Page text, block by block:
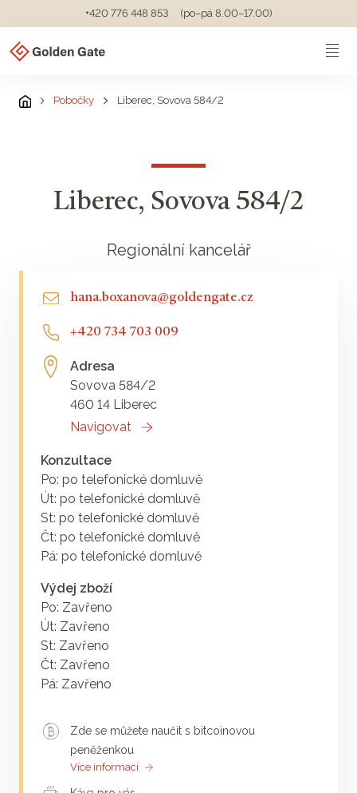
+420 776 448 853 (po–pá 8.00–17.00)
Pobočky Liberec, Sovova 584/2
Liberec, Sovova 584/2
Regionální kancelář
hana.boxanova@goldengate.cz
+420 734 703 009
Adresa
Sovova 584/2
460 14 Liberec
Navigovat
Konzultace
Po: po telefonické domluvě
Út: po telefonické domluvě
St: po telefonické domluvě
Čt: po telefonické domluvě
Pá: po telefonické domluvě
Výdej zboží
Po: Zavřeno
Út: Zavřeno
St: Zavřeno
Čt: Zavřeno
Pá: Zavřeno
Zde se můžete naučit s bitcoinovou
peněženkou
Více informací